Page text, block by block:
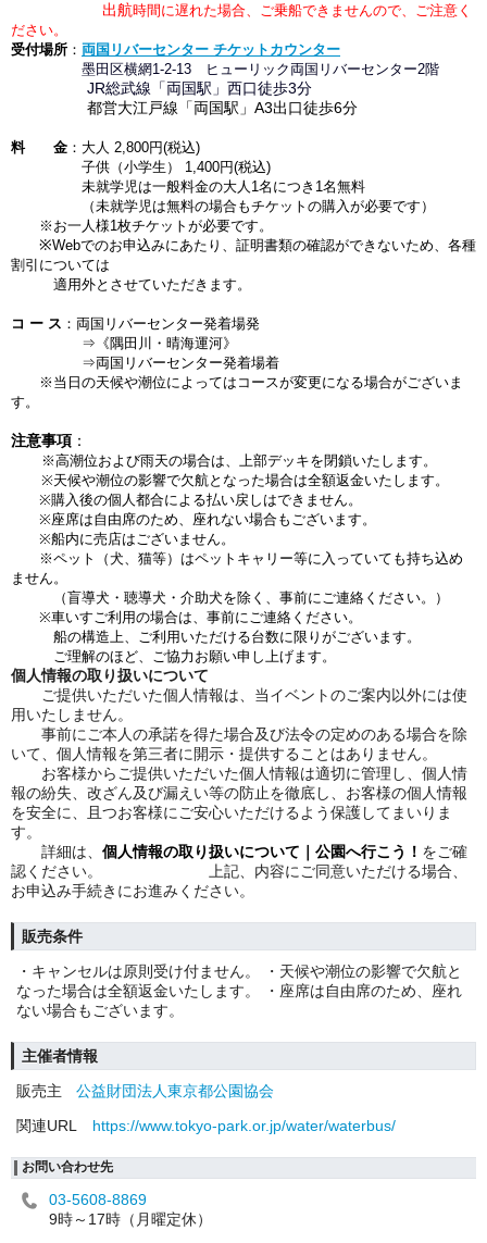
出航時間に遅れた場合、ご乗船できませんので、ご注意く
ださい。
受付場所 ： 両国リバーセンター チケットカウンター
墨田区横網1-2-13 ヒューリック両国リバーセンター2階
JR総武線「両国駅」西口徒歩3分
都営大江戸線「両国駅」A3出口徒歩6分
料 金 ：大人 2,800円(税込)
子供（小学生） 1,400円(税込)
未就学児は一般料金の大人1名につき1名無料
（未就学児は無料の場合もチケットの購入が必要です）
※お一人様1枚チケットが必要です。
※Webでのお申込みにあたり、証明書類の確認ができないため、 各種
割引については
適用外とさせていただきます。
コ ー ス ：両国リバーセンター発着場発
⇒《隅田川・晴海運河》
⇒両国リバーセンター発着場着
※当日の天候や潮位によってはコースが変更になる場合がございま
す。
注意事項 ：
※高潮位および雨天の場合は、上部デッキを閉鎖いたします。
※天候や潮位の影響で欠航となった場合は全額返金いたします。
※購入後の個人都合による払い戻しはできません。
※座席は自由席のため、座れない場合もございます。
※船内に売店はございません。
※ペット（犬、猫等）はペットキャリー等に入っていても持ち込め
ません。
（盲導犬・聴導犬・介助犬を除く、事前にご連絡ください。）
※車いすご利用の場合は、事前にご連絡ください。
船の構造上、ご利用いただける台数に限りがございます。
ご理解のほど、ご協力お願い申し上げます。
個人情報の取り扱いについて
ご提供いただいた個人情報は、当イベントのご案内以外には使
用いたしません。
事前にご本人の承諾を得た場合及び法令の定めのある場合を除
いて、個人情報を第三者に開示・提供することはありません。
お客様からご提供いただいた個人情報は適切に管理し、個人情
報の紛失、改ざん及び漏えい等の防止を徹底し、お客様の個人情報
を安全に、且つお客様にご安心いただけるよう保護してまいりま
す。
詳細は、 個人情報の取り扱いについて｜公園へ行こう！ をご確
認ください。
上記、内容にご同意いただける場合、
お申込み手続きにお進みください。
販売条件
・キャンセルは原則受け付ません。 ・天候や潮位の影響で欠航と
なった場合は全額返金いたします。 ・座席は自由席のため、座れ
ない場合もございます。
主催者情報
販売主
公益財団法人東京都公園協会
関連URL
https://www.tokyo-park.or.jp/water/waterbus/
お問い合わせ先
03-5608-8869
9時～17時（月曜定休）